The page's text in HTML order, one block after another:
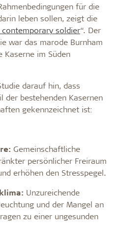
für die
leben sollen, zeigt die
soldier“. Der
war das marode Burnham
Kaserne im Süden
darauf hin, dass
der bestehenden Kasernen
gekennzeichnet ist:
Gemeinschaftliche
persönlicher Freiraum
erhöhen den Stresspegel.
Unzureichende
und der Mangel an
zu einer ungesunden